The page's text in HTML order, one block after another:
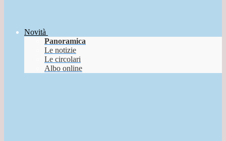
Novità
Panoramica
Le notizie
Le circolari
Albo online